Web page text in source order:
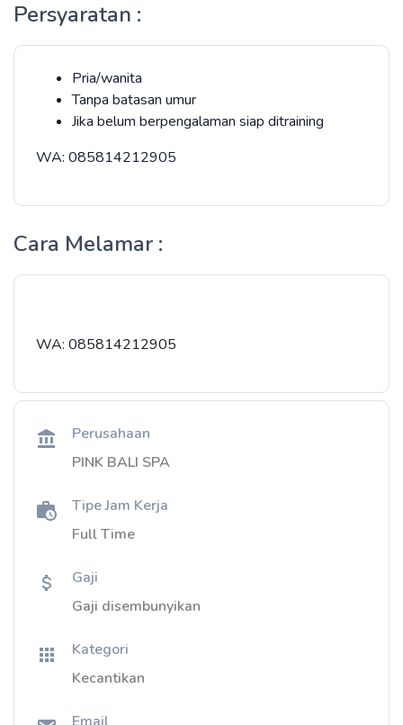
Persyaratan :
Pria/wanita
Tanpa batasan umur
Jika belum berpengalaman siap ditraining
WA: 085814212905
Cara Melamar :
WA: 085814212905
Perusahaan
PINK BALI SPA
Tipe Jam Kerja
Full Time
Gaji
Gaji disembunyikan
Kategori
Kecantikan